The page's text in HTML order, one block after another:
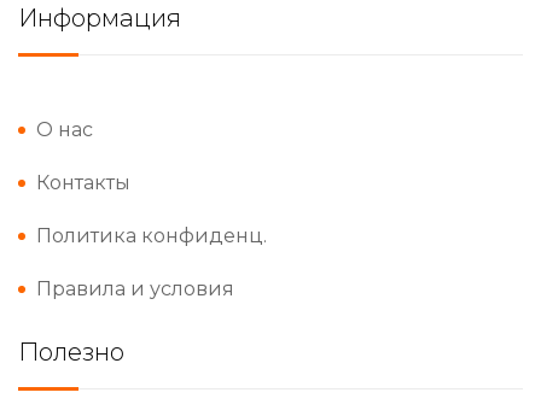
Информация
О нас
Контакты
Политика конфиденц.
Правила и условия
Полезно